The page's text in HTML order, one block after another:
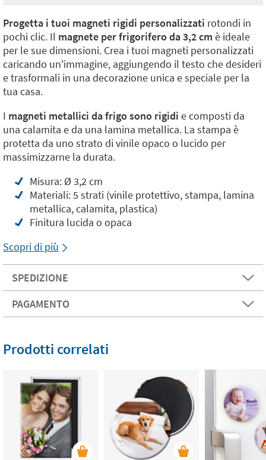
Progetta i tuoi magneti rigidi personalizzati rotondi in
pochi clic. Il magnete per frigorifero da 3,2 cm è ideale
per le sue dimensioni. Crea i tuoi magneti personalizzati
caricando un'immagine, aggiungendo il testo che desideri
e trasformali in una decorazione unica e speciale per la
tua casa.
I magneti metallici da frigo sono rigidi e composti da
una calamita e da una lamina metallica. La stampa è
protetta da uno strato di vinile opaco o lucido per
massimizzarne la durata.
Misura: Ø 3,2 cm
Materiali: 5 strati (vinile protettivo, stampa, lamina
metallica, calamita, plastica)
Finitura lucida o opaca
Scopri di più
SPEDIZIONE
PAGAMENTO
Prodotti correlati